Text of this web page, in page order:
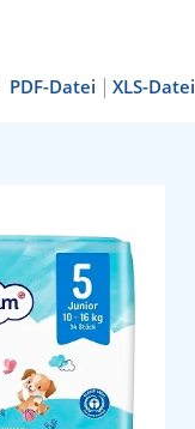
PDF-Datei XLS-Datei